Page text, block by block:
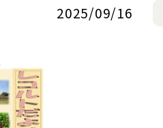
2025/09/16